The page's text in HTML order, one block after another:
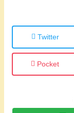
Twitter
Pocket